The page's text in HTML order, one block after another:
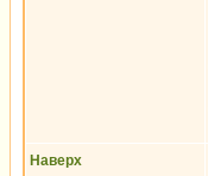
Наверх